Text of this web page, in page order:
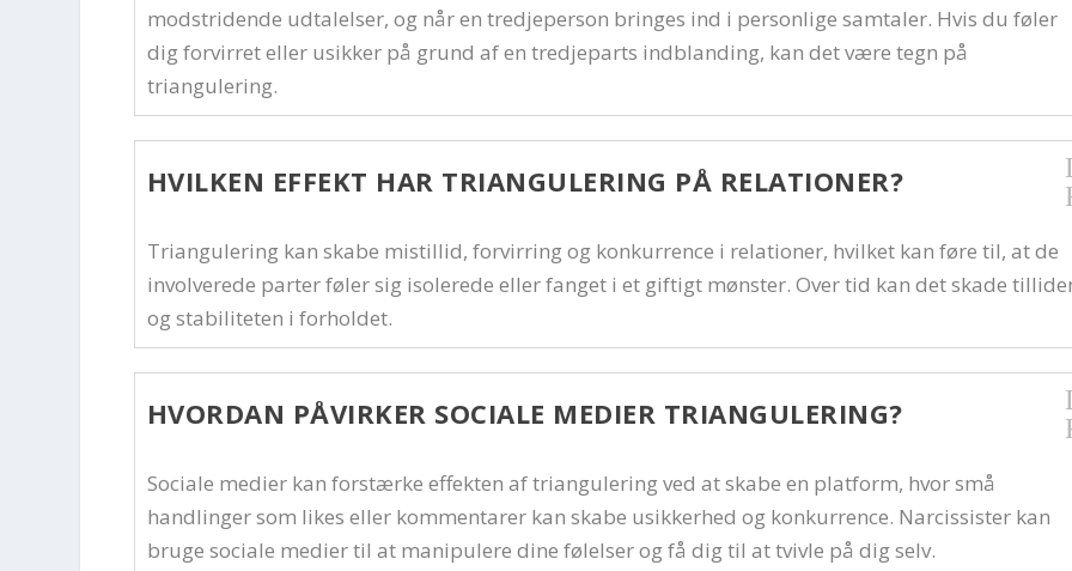
modstridende udtalelser, og når en tredjeperson bringes ind i personlige samtaler. Hvis du føler
dig forvirret eller usikker på grund af en tredjeparts indblanding, kan det være tegn på
triangulering.
HVILKEN EFFEKT HAR TRIANGULERING PÅ RELATIONER?
Triangulering kan skabe mistillid, forvirring og konkurrence i relationer, hvilket kan føre til, at de
involverede parter føler sig isolerede eller fanget i et giftigt mønster. Over tid kan det skade
og stabiliteten i forholdet.
HVORDAN PÅVIRKER SOCIALE MEDIER TRIANGULERING?
Sociale medier kan forstærke effekten af triangulering ved at skabe en platform, hvor små
handlinger som likes eller kommentarer kan skabe usikkerhed og konkurrence. Narcissister kan
bruge sociale medier til at manipulere dine følelser og få dig til at tvivle på dig selv.